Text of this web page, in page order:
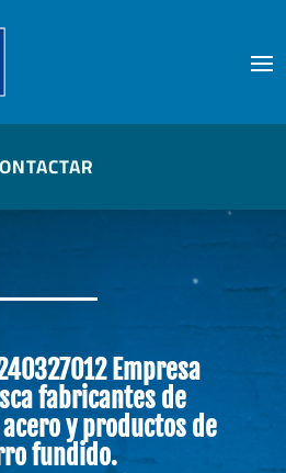
Empresa
fabricantes de
y productos de
fundido.